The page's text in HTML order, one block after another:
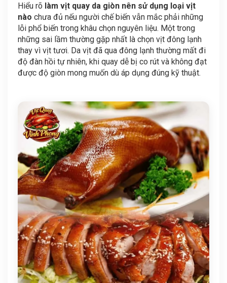
Hiểu rõ làm vịt quay da giòn nên sử dụng loại vịt
nào chưa đủ nếu người chế biến vẫn mắc phải những
lỗi phổ biến trong khâu chọn nguyên liệu. Một trong
những sai lầm thường gặp nhất là chọn vịt đông lạnh
thay vì vịt tươi. Da vịt đã qua đông lạnh thường mất đi
độ đàn hồi tự nhiên, khi quay dễ bị co rút và không đạt
được độ giòn mong muốn dù áp dụng đúng kỹ thuật.